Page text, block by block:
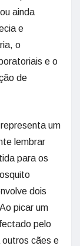
ainda
e
o
e o
de
um
lembrar
para os
dois
picar um
pelo
cães e